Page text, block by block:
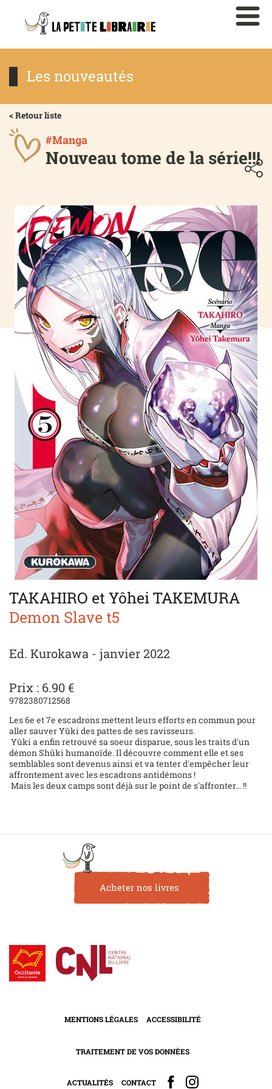
Les nouveautés
< Retour liste
#Manga
Nouveau tome de la série!!!
TAKAHIRO et Yôhei TAKEMURA
Demon Slave t5
Ed. Kurokawa - janvier 2022
Prix : 6.90 €
9782380712568
Les 6e et 7e escadrons mettent leurs efforts en commun pour
aller sauver Yûki des pattes de ses ravisseurs.
Yûki a enfin retrouvé sa soeur disparue, sous les traits d'un
démon Shûki humanoïde. Il découvre comment elle et ses
semblables sont devenus ainsi et va tenter d'empêcher leur
affrontement avec les escadrons antidémons !
Mais les deux camps sont déjà sur le point de s'affronter... !!
Acheter nos livres
MENTIONS LÉGALES ACCESSIBILITÉ
TRAITEMENT DE VOS DONNÉES
ACTUALITÉS CONTACT